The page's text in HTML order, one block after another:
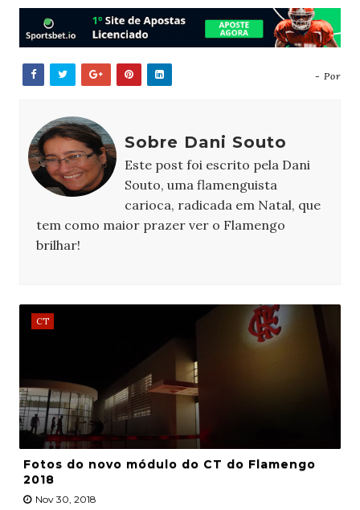
- Por
Sobre Dani Souto
Este post foi escrito pela Dani
Souto, uma flamenguista
carioca, radicada em Natal, que
tem como maior prazer ver o Flamengo
brilhar!
CT
Fotos do novo módulo do CT do Flamengo
2018
Nov 30, 2018